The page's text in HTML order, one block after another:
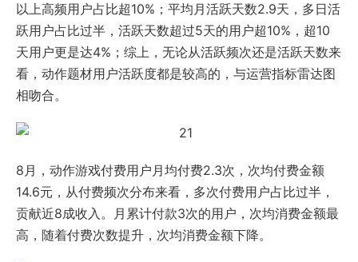
以上高频用户占比超10%；平均月活跃天数2.9天，多日活
跃用户占比过半，活跃天数超过5天的用户超10%，超10
天用户更是达4%；综上，无论从活跃频次还是活跃天数来
看，动作题材用户活跃度都是较高的，与运营指标雷达图
相吻合。
8月，动作游戏付费用户月均付费2.3次，次均付费金额
14.6元，从付费频次分布来看，多次付费用户占比过半，
贡献近8成收入。月累计付款3次的用户，次均消费金额最
高，随着付费次数提升，次均消费金额下降。